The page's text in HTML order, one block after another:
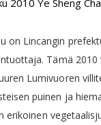
2010 Ye Sheng
on Lincangin
Tämä
Lumivuoren
puinen ja
erikoinen